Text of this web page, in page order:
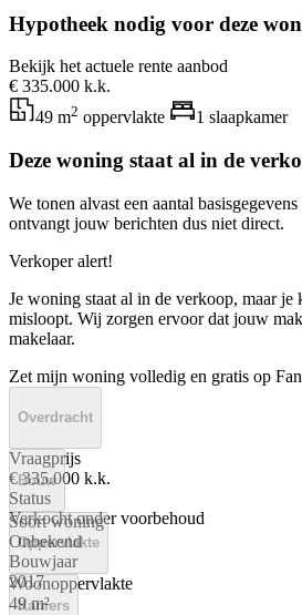
Hypotheek nodig voor deze
Bekijk het actuele rente aanbod
€ 335.000 k.k.
49 m2 oppervlakte 1 slaapkamer
Deze woning staat al in de
We tonen alvast een aantal
ontvangt jouw berichten dus niet direct.
Verkoper alert!
Je woning staat al in de verkoop, maar
misloopt. Wij zorgen ervoor dat jouw
makelaar.
Zet mijn woning volledig en gratis op
Overdracht
Vraagprijs
€ 335.000 k.k.
Status
Verkocht onder voorbehoud
Bouw
Soort woning
Onbekend
Bouwjaar
2017
Oppervlakte
Woonoppervlakte
49 m²
Kamers